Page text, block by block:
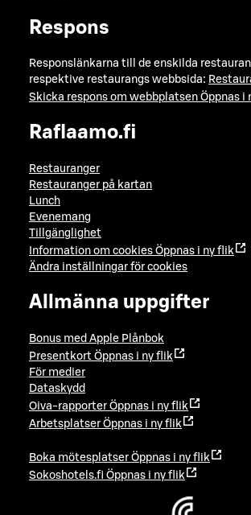
Respons
Responslänkarna till de enskilda
respektive restaurangs webbsida:
Skicka respons om webbplatsen Öppnas i
Raflaamo.fi
Restauranger
Restauranger på kartan
Lunch
Evenemang
Tillgänglighet
Information om cookies Öppnas i ny flik
Ändra inställningar för cookies
Allmänna uppgifter
Bonus med Apple Plånbok
Presentkort Öppnas i ny flik
För medier
Dataskydd
Oiva-rapporter Öppnas i ny flik
Arbetsplatser Öppnas i ny flik
Boka mötesplatser Öppnas i ny flik
Sokoshotels.fi Öppnas i ny flik